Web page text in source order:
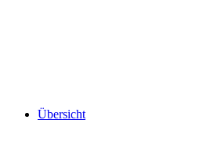
Übersicht